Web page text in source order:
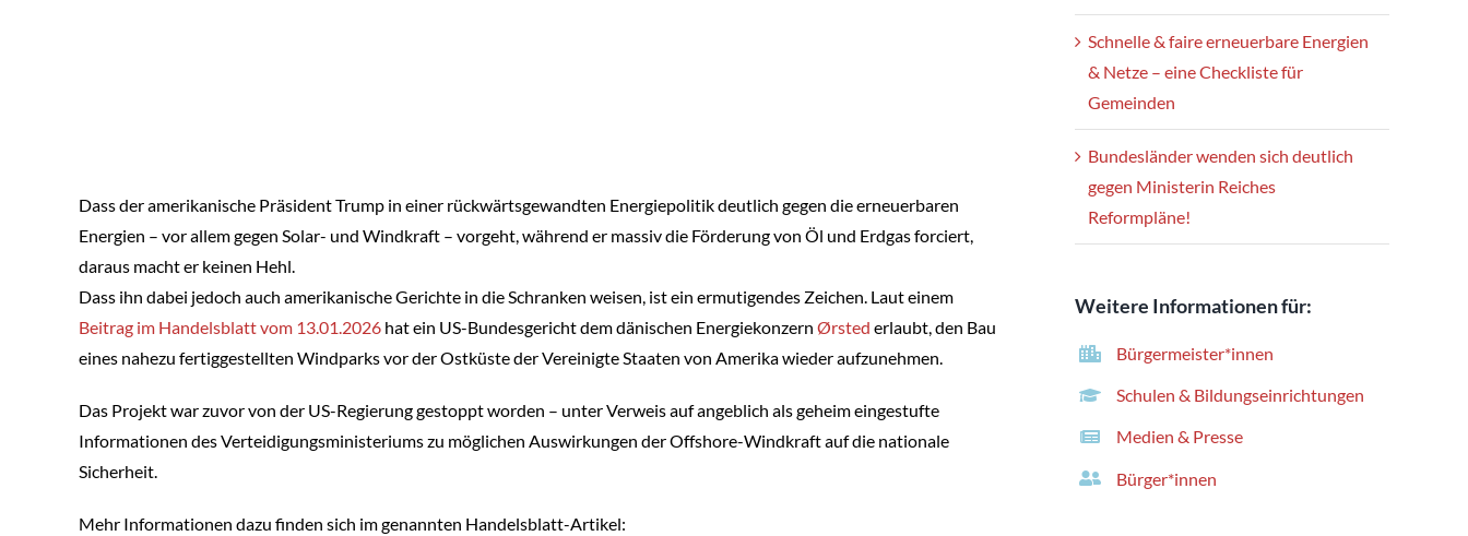
Dass der amerikanische Präsident Trump in einer rückwärtsgewandten Energiepolitik deutlich gegen die erneuerbaren
Energien – vor allem gegen Solar- und Windkraft – vorgeht, während er massiv die Förderung von Öl und Erdgas forciert,
daraus macht er keinen Hehl.
Dass ihn dabei jedoch auch amerikanische Gerichte in die Schranken weisen, ist ein ermutigendes Zeichen. Laut einem
Beitrag im Handelsblatt vom 13.01.2026 hat ein US-Bundesgericht dem dänischen Energiekonzern Ørsted erlaubt, den Bau
eines nahezu fertiggestellten Windparks vor der Ostküste derVereinigte Staaten von Amerikawieder aufzunehmen.
Das Projekt war zuvor von der US-Regierung gestoppt worden – unter Verweis auf angeblich als geheim eingestufte
Informationen des Verteidigungsministeriums zu möglichen Auswirkungen der Offshore-Windkraft auf die nationale
Sicherheit.
Mehr Informationen dazu finden sich im genannten Handelsblatt-Artikel:
Schnelle & faire erneuerbare Energien
& Netze – eine Checkliste für
Gemeinden
Bundesländer wenden sich deutlich
gegen Ministerin Reiches
Reformpläne!
Weitere Informationen für:
Bürgermeister*innen
Schulen & Bildungseinrichtungen
Medien & Presse
Bürger*innen